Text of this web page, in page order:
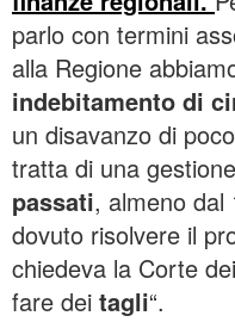
parlo con termini
alla Regione
indebitamento di
un disavanzo di
tratta di una
passati, almeno dal
dovuto risolvere il
chiedeva la Corte
fare dei tagli“.